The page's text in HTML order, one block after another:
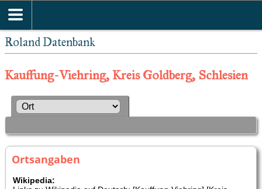
Roland Datenbank
Kauffung-Viehring, Kreis Goldberg, Schlesien
Ortsangaben
Wikipedia: